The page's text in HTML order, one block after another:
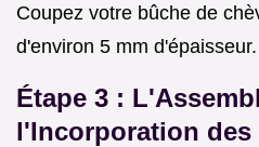
Coupez votre bûche de
d'environ 5 mm d'épaisseur.
Étape 3 :
l'Incorporation des